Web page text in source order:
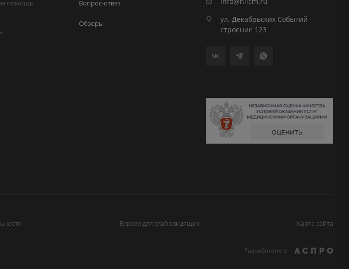
помощь
Вопрос-ответ
Обзоры
ул. Декабрьских Событий
строение 123
Версия для слабовидящих Карта сайта
Разработано в